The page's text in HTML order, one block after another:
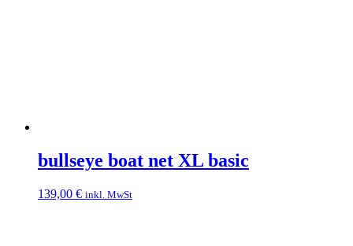
bullseye boat net XL basic
139,00 € inkl. MwSt